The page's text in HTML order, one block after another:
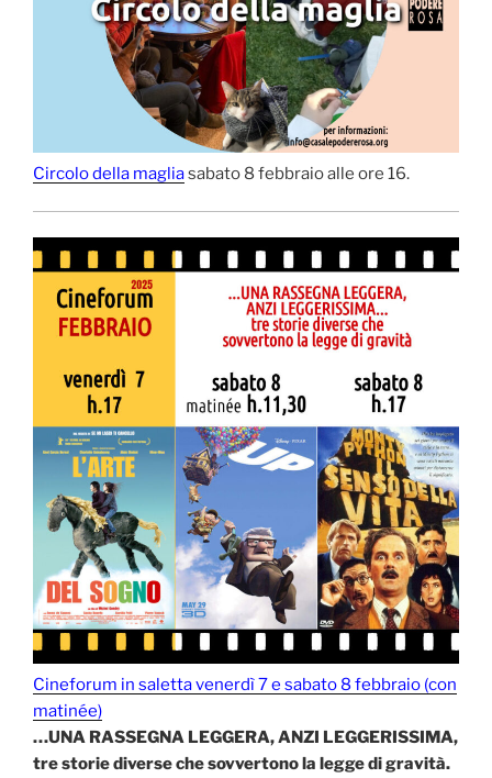
Circolo della magliasabato 8 febbraio alle ore 16.
Cineforum in saletta venerdì 7 e sabato 8 febbraio (con
matinée)
…UNA RASSEGNA LEGGERA, ANZI LEGGERISSIMA,
tre storie diverse che sovvertono la legge di gravità.